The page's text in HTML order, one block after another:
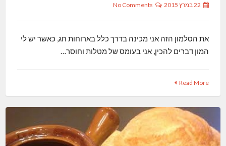
22 במרץ 2015 No Comments
את הסלמון הזה אני מכינה בדרך כלל בארוחות חג, כאשר יש לי
המון דברים להכין, אני בעומס של מטלות וחוסר…
Read More